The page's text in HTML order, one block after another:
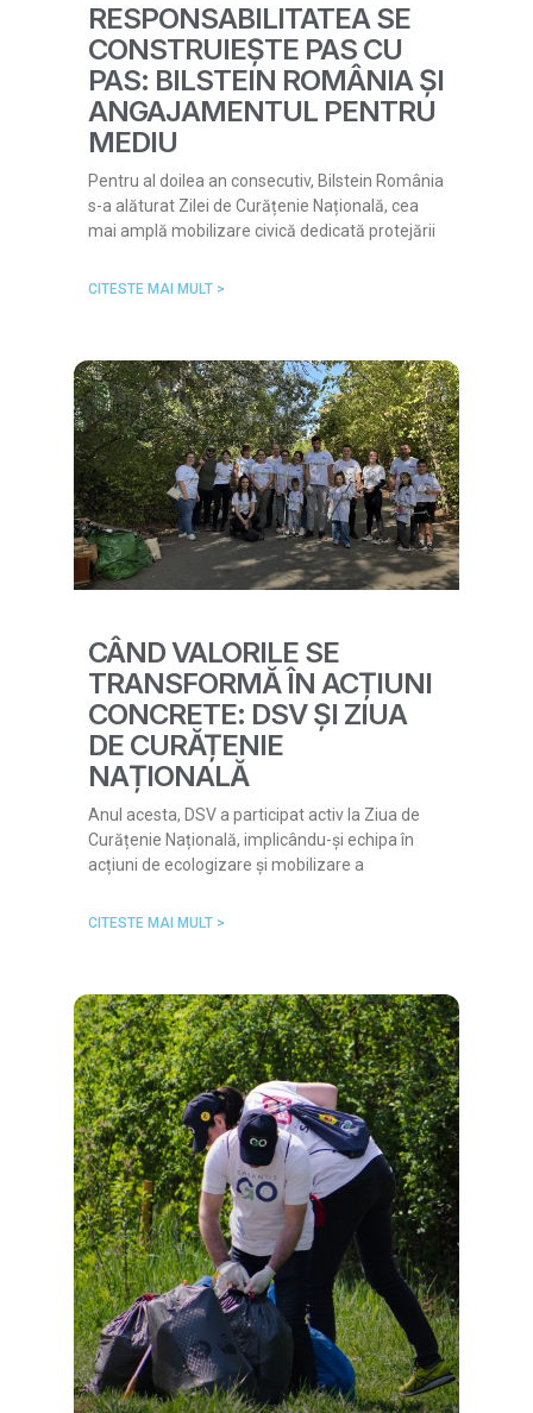
RESPONSABILITATEA SE
CONSTRUIEȘTE PAS CU
PAS: BILSTEIN ROMÂNIA ȘI
ANGAJAMENTUL PENTRU
MEDIU
Pentru al doilea an consecutiv, Bilstein România
s-a alăturat Zilei de Curățenie Națională, cea
mai amplă mobilizare civică dedicată protejării
CITESTE MAI MULT >
CÂND VALORILE SE
TRANSFORMĂ ÎN ACȚIUNI
CONCRETE: DSV ȘI ZIUA
DE CURĂȚENIE
NAȚIONALĂ
Anul acesta, DSV a participat activ la Ziua de
Curățenie Națională, implicându-și echipa în
acțiuni de ecologizare și mobilizare a
CITESTE MAI MULT >